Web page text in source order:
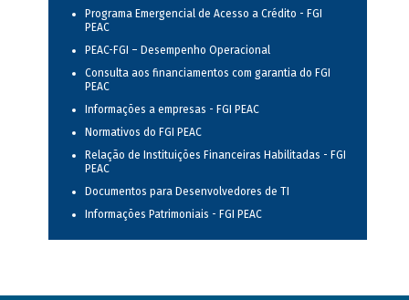
Programa Emergencial de Acesso a Crédito - FGI
PEAC
PEAC-FGI – Desempenho Operacional
Consulta aos financiamentos com garantia do FGI
PEAC
Informações a empresas - FGI PEAC
Normativos do FGI PEAC
Relação de Instituições Financeiras Habilitadas - FGI
PEAC
Documentos para Desenvolvedores de TI
Informações Patrimoniais - FGI PEAC